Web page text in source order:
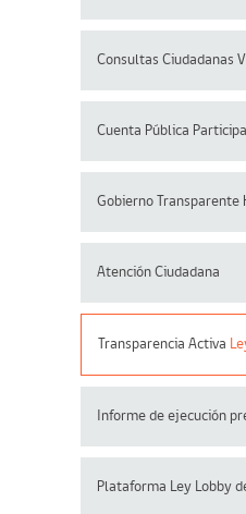
Consultas Ciudadanas
Cuenta Pública
Gobierno Transparente
Atención Ciudadana
Transparencia Activa
Informe de ejecución
Plataforma Ley Lobby